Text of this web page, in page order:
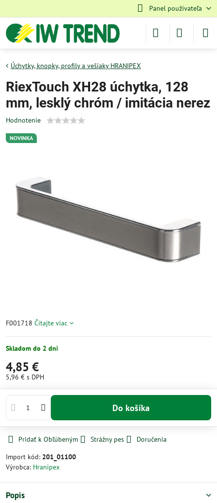
Panel používateľa
NOVINKA
Úchytky, knopky, profily a vešiaky HRANIPEX
RiexTouch XH28 úchytka, 128
mm, lesklý chróm / imitácia nerez
Hodnotenie
F001718 Čítajte viac
Skladom do 2 dni
4,85 €
5,96 € s DPH
Do košíka
Pridať k Obľúbeným Strážny pes
Doručenia
Import kód: 201_01100
Výrobca: Hranipex
Popis